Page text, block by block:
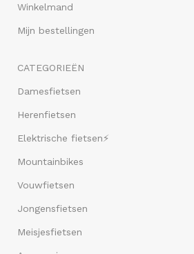
Winkelmand
Mijn bestellingen
CATEGORIEËN
Damesfietsen
Herenfietsen
Elektrische fietsen⚡
Mountainbikes
Vouwfietsen
Jongensfietsen
Meisjesfietsen